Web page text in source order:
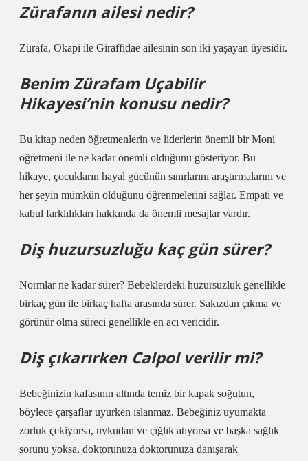
Zürafanın ailesi nedir?
Zürafa, Okapi ile Giraffidae ailesinin son iki yaşayan üyesidir.
Benim Zürafam Uçabilir
Hikayesi’nin konusu nedir?
Bu kitap neden öğretmenlerin ve liderlerin önemli bir Moni
öğretmeni ile ne kadar önemli olduğunu gösteriyor. Bu
hikaye, çocukların hayal gücünün sınırlarını araştırmalarını ve
her şeyin mümkün olduğunu öğrenmelerini sağlar. Empati ve
kabul farklılıkları hakkında da önemli mesajlar vardır.
Diş huzursuzluğu kaç gün sürer?
Normlar ne kadar sürer? Bebeklerdeki huzursuzluk genellikle
birkaç gün ile birkaç hafta arasında sürer. Sakızdan çıkma ve
görünür olma süreci genellikle en acı vericidir.
Diş çıkarırken Calpol verilir mi?
Bebeğinizin kafasının altında temiz bir kapak soğutun,
böylece çarşaflar uyurken ıslanmaz. Bebeğiniz uyumakta
zorluk çekiyorsa, uykudan ve çığlık atıyorsa ve başka sağlık
sorunu yoksa, doktorunuza doktorunuza danışarak